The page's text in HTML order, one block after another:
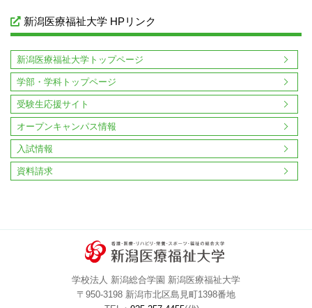
新潟医療福祉大学 HPリンク
新潟医療福祉大学トップページ
学部・学科トップページ
受験生応援サイト
オープンキャンパス情報
入試情報
資料請求
学校法人 新潟総合学園 新潟医療福祉大学
〒950-3198 新潟市北区島見町1398番地